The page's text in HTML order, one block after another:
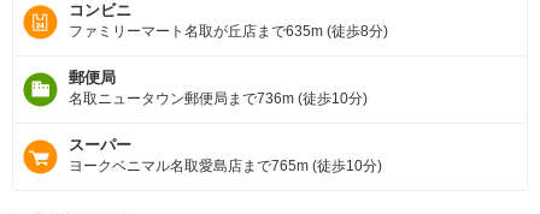
コンビニ
ファミリーマート名取が丘店まで635m (徒歩8分)
郵便局
名取ニュータウン郵便局まで736m (徒歩10分)
スーパー
ヨークベニマル名取愛島店まで765m (徒歩10分)